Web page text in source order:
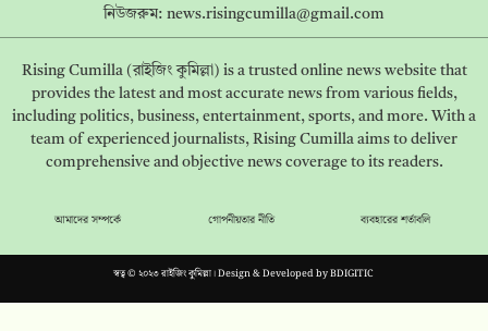
নিউজরুম: news.risingcumilla@gmail.com
Rising Cumilla (রাইজিং কুমিল্লা) is a trusted online news website that
provides the latest and most accurate news from various fields,
including politics, business, entertainment, sports, and more. With a
team of experienced journalists, Rising Cumilla aims to deliver
comprehensive and objective news coverage to its readers.
আমাদের সম্পর্কে গোপনীয়তার নীতি ব্যবহারের শর্তাবলি
স্বত্ব © ২০২৩ রাইজিং কুমিল্লা। Design & Developed byBDIGITIC